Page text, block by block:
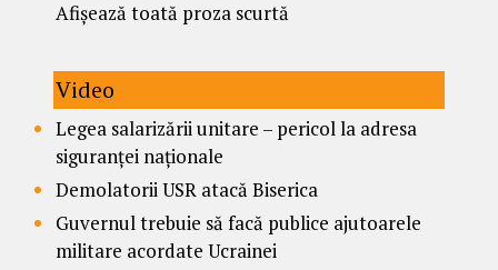
Afișează toată proza scurtă
Video
Legea salarizării unitare – pericol la adresa
siguranței naționale
Demolatorii USR atacă Biserica
Guvernul trebuie să facă publice ajutoarele
militare acordate Ucrainei